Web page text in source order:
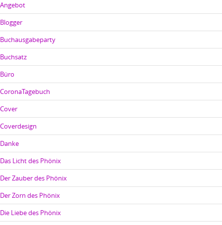
Angebot
Blogger
Buchausgabeparty
Buchsatz
Büro
CoronaTagebuch
Cover
Coverdesign
Danke
Das Licht des Phönix
Der Zauber des Phönix
Der Zorn des Phönix
Die Liebe des Phönix